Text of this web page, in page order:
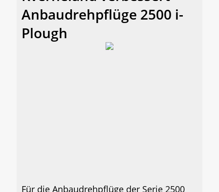
Anbaudrehpflüge 2500 i-
Plough
Für die Anbaudrehpflüge der Serie 2500